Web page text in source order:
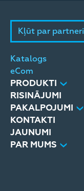
Kļūt par partneri
Katalogs
eCom
PRODUKTI
RISINĀJUMI
PAKALPOJUMI
KONTAKTI
JAUNUMI
PAR MUMS